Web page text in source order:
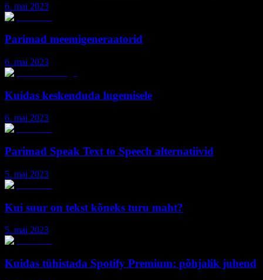
6. mai 2023
Parimad meemigeneraatorid
6. mai 2023
Kuidas keskenduda lugemisele
6. mai 2023
Parimad Speak Text to Speech alternatiivid
5. mai 2023
Kui suur on tekst kõneks turu maht?
5. mai 2023
Kuidas tühistada Spotify Premium: põhjalik juhend